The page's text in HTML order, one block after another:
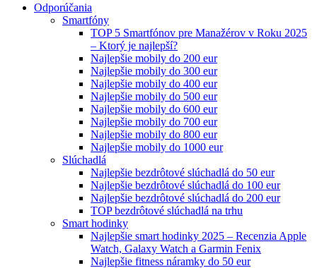
Odporúčania
Smartfóny
TOP 5 Smartfónov pre Manažérov v Roku 2025
– Ktorý je najlepší?
Najlepšie mobily do 200 eur
Najlepšie mobily do 300 eur
Najlepšie mobily do 400 eur
Najlepšie mobily do 500 eur
Najlepšie mobily do 600 eur
Najlepšie mobily do 700 eur
Najlepšie mobily do 800 eur
Najlepšie mobily do 1000 eur
Slúchadlá
Najlepšie bezdrôtové slúchadlá do 50 eur
Najlepšie bezdrôtové slúchadlá do 100 eur
Najlepšie bezdrôtové slúchadlá do 200 eur
TOP bezdrôtové slúchadlá na trhu
Smart hodinky
Najlepšie smart hodinky 2025 – Recenzia Apple
Watch, Galaxy Watch a Garmin Fenix
Najlepšie fitness náramky do 50 eur